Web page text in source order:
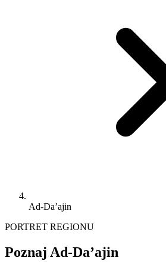
Ad-Da’ajin
PORTRET REGIONU
Poznaj Ad-Da’ajin